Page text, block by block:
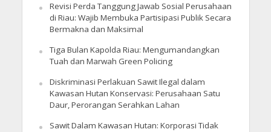
Revisi Perda Tanggung Jawab Sosial Perusahaan
di Riau: Wajib Membuka Partisipasi Publik Secara
Bermakna dan Maksimal
Tiga Bulan Kapolda Riau: Mengumandangkan
Tuah dan Marwah Green Policing
Diskriminasi Perlakuan Sawit Ilegal dalam
Kawasan Hutan Konservasi: Perusahaan Satu
Daur, Perorangan Serahkan Lahan
Sawit Dalam Kawasan Hutan: Korporasi Tidak